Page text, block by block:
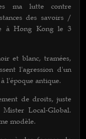
ma lutte contre
des savoirs /
à Hong Kong le 3
et blanc, tramées,
l'agression d'un
l'époque antique.
de droits, juste
Local-Global.
modèle.